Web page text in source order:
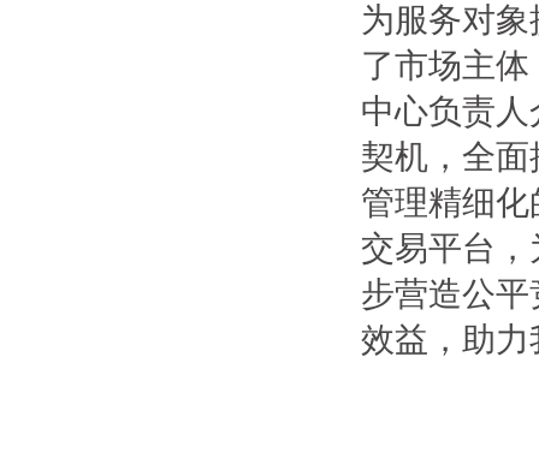
为服务对象
了市场主
中心负责
契机，全
管理精细
交易平台
步营造公
效益，助